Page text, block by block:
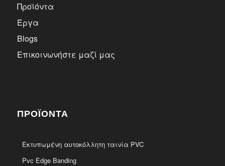
Προϊόντα
Έργα
Blogs
Επικοινωνήστε μαζί μας
ΠΡΟΪΌΝΤΑ
Εκτυπωμένη αυτοκόλλητη ταινία PVC
Pvc Edge Banding